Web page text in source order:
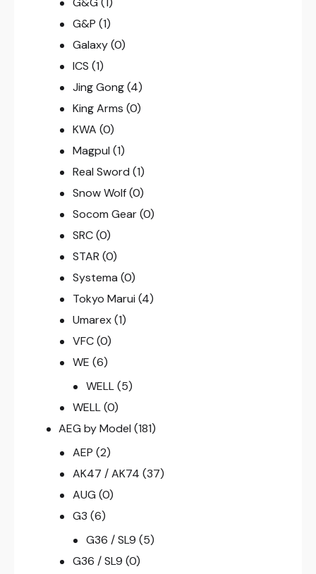
G&P (1)
Galaxy (0)
ICS (1)
Jing Gong (4)
King Arms (0)
KWA (0)
Magpul (1)
Real Sword (1)
Snow Wolf (0)
Socom Gear (0)
SRC (0)
STAR (0)
Systema (0)
Tokyo Marui (4)
Umarex (1)
VFC (0)
WE (6)
WELL (5)
WELL (0)
AEG by Model (181)
AEP (2)
AK47 / AK74 (37)
AUG (0)
G3 (6)
G36 / SL9 (5)
G36 / SL9 (0)